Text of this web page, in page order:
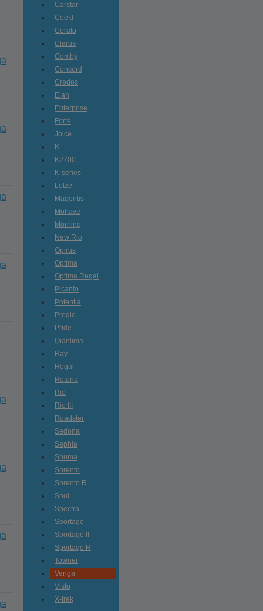
Carstar
Cee'd
Cerato
Clarus
Comby
Concord
Credos
Elan
Enterprise
Forte
Joice
K
K2700
K-series
Lotze
Magentis
Mohave
Morning
New Rio
Opirus
Optima
Optima Regal
Picanto
Potentia
Pregio
Pride
Qianlima
Ray
Regal
Retona
Rio
Rio III
Roadster
Sedona
Sephia
Shuma
Sorento
Sorento R
Soul
Spectra
Sportage
Sportage II
Sportage R
Towner
Venga
Visto
X-trek